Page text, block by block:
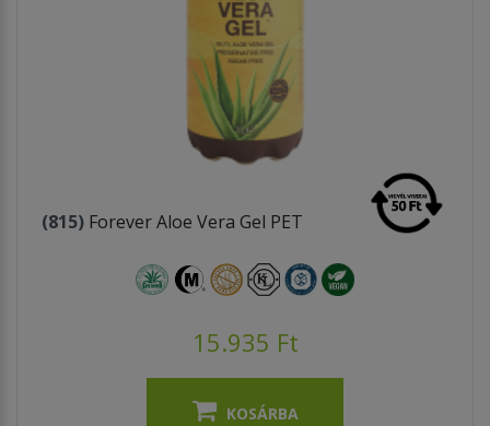
(815) Forever Aloe Vera Gel PET
15.935 Ft
KOSÁRBA